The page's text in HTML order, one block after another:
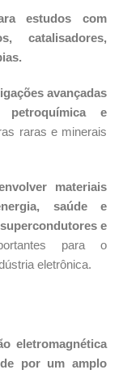
estudos com
catalisadores,
avançadas
e
raras e minerais
materiais
saúde e
e
para o
eletrônica.
eletromagnética
por um amplo